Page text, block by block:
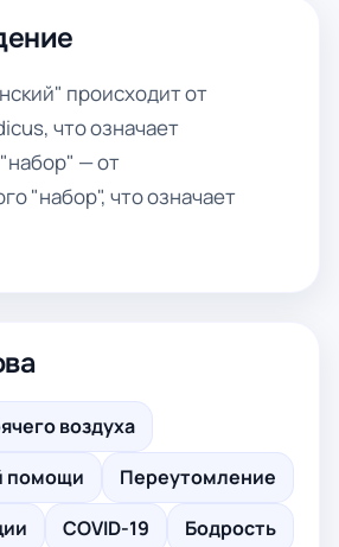
происходит от
что означает
— от
"набор", что означает
воздуха
помощи
Переутомление
COVID-19 Бодрость